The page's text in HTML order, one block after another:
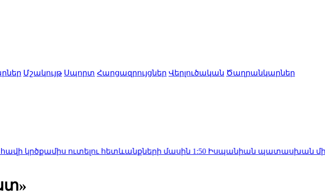
Մշակույթ Սպորտ Հարցազրույցներ Վերլուծական Ծաղրանկարներ
ուտելու հետևանքների մասին1:50Իսպանիան պատասխան միջոցներ